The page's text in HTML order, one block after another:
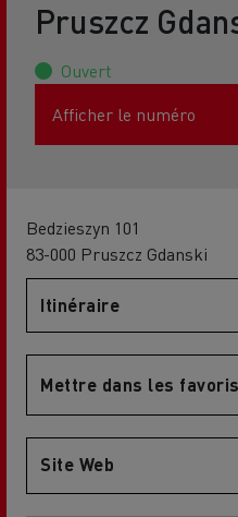
Pruszcz
Ouvert
Afficher le numéro
Bedzieszyn 101
83-000 Pruszcz Gdanski
Itinéraire
Mettre dans les favoris
Site Web